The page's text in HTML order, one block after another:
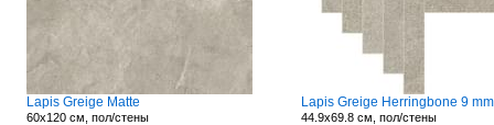
Lapis Greige Matte
60x120 см, пол/стены
Lapis Greige Herringbone 9 mm
44.9x69.8 см, пол/стены